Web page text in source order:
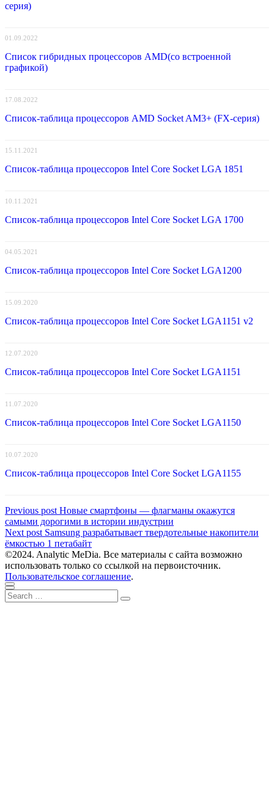
серия)
01.09.2022
Список гибридных процессоров AMD(со встроенной
графикой)
17.08.2022
Список-таблица процессоров AMD Socket AM3+ (FX-серия)
15.11.2021
Список-таблица процессоров Intel Core Socket LGA 1851
10.11.2021
Список-таблица процессоров Intel Core Socket LGA 1700
04.05.2021
Список-таблица процессоров Intel Core Socket LGA1200
15.09.2020
Список-таблица процессоров Intel Core Socket LGA1151 v2
12.07.2020
Список-таблица процессоров Intel Core Socket LGA1151
11.07.2020
Список-таблица процессоров Intel Core Socket LGA1150
10.07.2020
Список-таблица процессоров Intel Core Socket LGA1155
Навигация
по
записям
Previous post Previous
post:
Новые смартфоны — флагманы окажутся
самыми дорогими в истории индустрии
Next post Next
post:
Samsung разрабатывает твердотельные накопители
ёмкостью 1 петабайт
©2024. Analytic MeDia. Все материалы с сайта возможно
использовать только со ссылкой на первоисточник.
Пользовательское соглашение.
Scroll
to
Close
Search
for:
Search